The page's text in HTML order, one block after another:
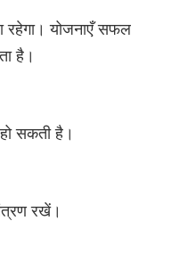
रहेगा। योजनाएँ सफल
है।
सकती है।
रखें।